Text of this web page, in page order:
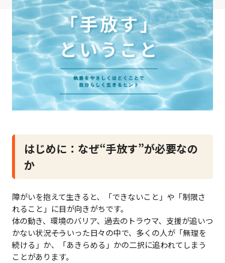
はじめに：なぜ“手放す”が必要なの
か
障がいを抱えて生きると、「できないこと」や「制限さ
れること」に目が向きがちです。
体の動き、環境のバリア、過去のトラウマ、支援が追いつ
かない状況――そういった日々の中で、多くの人が「無理を
続ける」か、「あきらめる」かの二択に追われてしまう
ことがあります。